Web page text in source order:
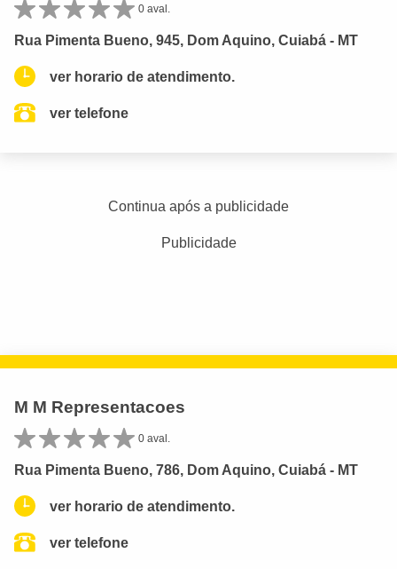
0 aval.
Rua Pimenta Bueno, 945, Dom Aquino, Cuiabá - MT
ver horario de atendimento.
ver telefone
Continua após a publicidade
Publicidade
M M Representacoes
0 aval.
Rua Pimenta Bueno, 786, Dom Aquino, Cuiabá - MT
ver horario de atendimento.
ver telefone